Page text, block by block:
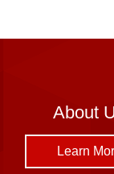
About
Learn